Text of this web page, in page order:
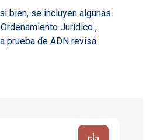
bien, se incluyen algunas
Jurídico ,
prueba de ADN revisa